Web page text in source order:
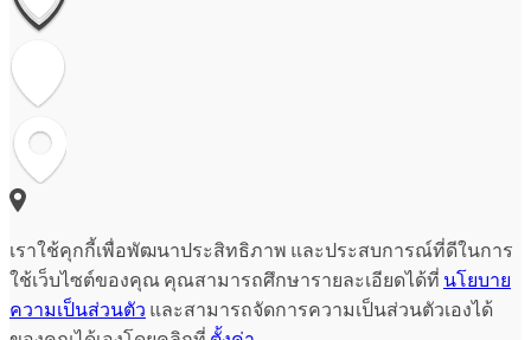
เราใช้คุกกี้เพื่อพัฒนาประสิทธิภาพ และประสบการณ์ที่ดีในการ
ใช้เว็บไซต์ของคุณ คุณสามารถศึกษารายละเอียดได้ที่ นโยบาย
ความเป็นส่วนตัว และสามารถจัดการความเป็นส่วนตัวเองได้